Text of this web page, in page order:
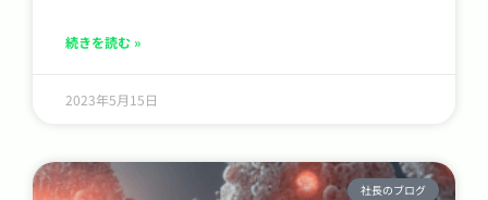
続きを読む »
2023年5月15日
社長のブログ